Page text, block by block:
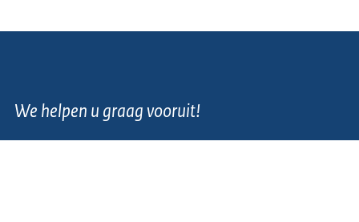
We helpen u graag vooruit!